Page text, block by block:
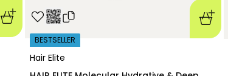
Hair Elite
BESTSELLER